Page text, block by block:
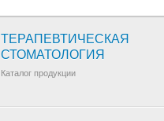
ТЕРАПЕВТИЧЕСКАЯ
СТОМАТОЛОГИЯ
Каталог продукции